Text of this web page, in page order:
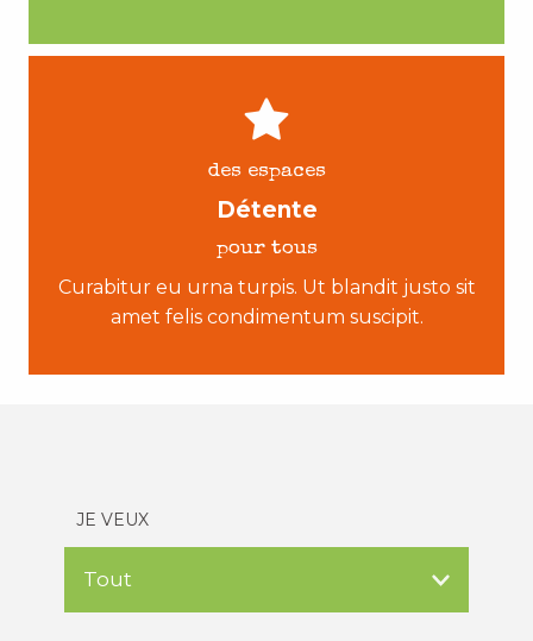
des espaces
Détente
pour tous
Curabitur eu urna turpis. Ut blandit justo sit
amet felis condimentum suscipit.
JE VEUX